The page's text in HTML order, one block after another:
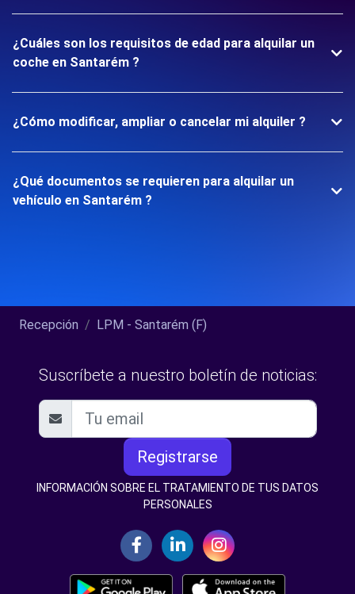
¿Cuáles son los requisitos de edad para alquilar un
coche en Santarém ?
¿Cómo modificar, ampliar o cancelar mi alquiler ?
¿Qué documentos se requieren para alquilar un
vehículo en Santarém ?
Recepción LPM - Santarém (F)
Suscríbete a nuestro boletín de noticias:
Registrarse
INFORMACIÓN SOBRE EL TRATAMIENTO DE TUS DATOS
PERSONALES